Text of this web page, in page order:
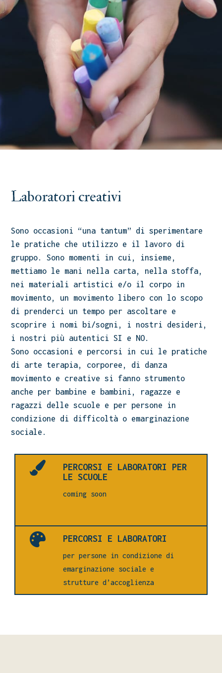
Laboratori creativi
Sono occasioni “una tantum” di sperimentare
le pratiche che utilizzo e il lavoro di
gruppo. Sono momenti in cui, insieme,
mettiamo le mani nella carta, nella stoffa,
nei materiali artistici e/o il corpo in
movimento, un movimento libero con lo scopo
di prenderci un tempo per ascoltare e
scoprire i nomi bi/sogni, i nostri desideri,
i nostri più autentici SI e NO.
Sono occasioni e percorsi in cui le pratiche
di arte terapia, corporee, di danza
movimento e creative si fanno strumento
anche per bambine e bambini, ragazze e
ragazzi delle scuole e per persone in
condizione di difficoltà o emarginazione
sociale.

PERCORSI E LABORATORI PER
LE SCUOLE
coming soon
 PERCORSI E LABORATORI
per persone in condizione di
emarginazione sociale e
strutture d’accoglienza